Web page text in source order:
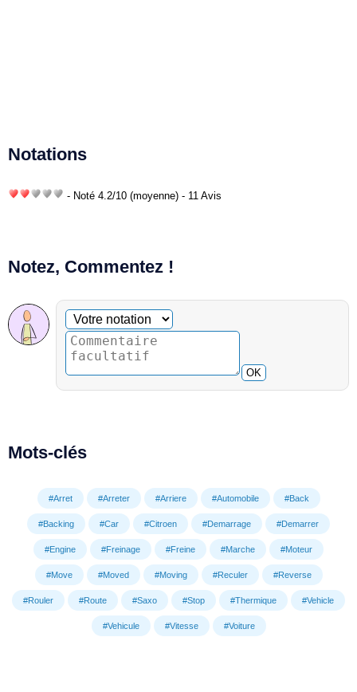
Notations
- Noté 4.2/10 (moyenne) - 11 Avis
Notez, Commentez !
Commentaire facultatif
Votre notation
OK
Mots-clés
#Arret #Arreter #Arriere #Automobile #Back
#Backing #Car #Citroen #Demarrage #Demarrer
#Engine #Freinage #Freine #Marche #Moteur
#Move #Moved #Moving #Reculer #Reverse
#Rouler #Route #Saxo #Stop #Thermique #Vehicle
#Vehicule #Vitesse #Voiture